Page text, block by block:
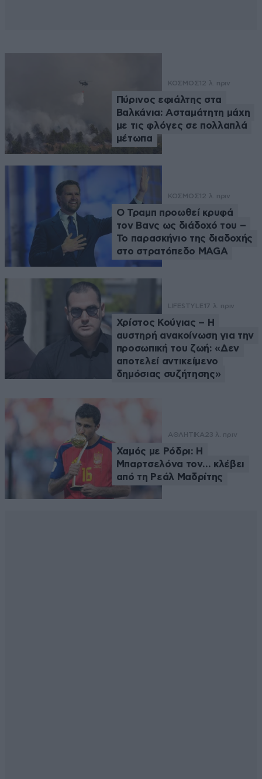
ΚΟΣΜΟΣ 12 λ. πριν
Πύρινος εφιάλτης στα
Βαλκάνια: Ασταμάτητη μάχη
με τις φλόγες σε πολλαπλά
μέτωπα
ΚΟΣΜΟΣ 12 λ. πριν
Ο Τραμπ προωθεί κρυφά
τον Βανς ως διάδοχό του –
Το παρασκήνιο της διαδοχής
στο στρατόπεδο MAGA
LIFESTYLE 17 λ. πριν
Χρίστος Κούγιας – Η
αυστηρή ανακοίνωση για την
προσωπική του ζωή: «Δεν
αποτελεί αντικείμενο
δημόσιας συζήτησης»
ΑΘΛΗΤΙΚΑ23 λ. πριν
Χαμός με Ρόδρι: Η
Μπαρτσελόνα τον… κλέβει
από τη Ρεάλ Μαδρίτης